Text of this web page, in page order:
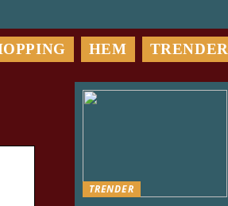
HEM TRENDER
TRENDER